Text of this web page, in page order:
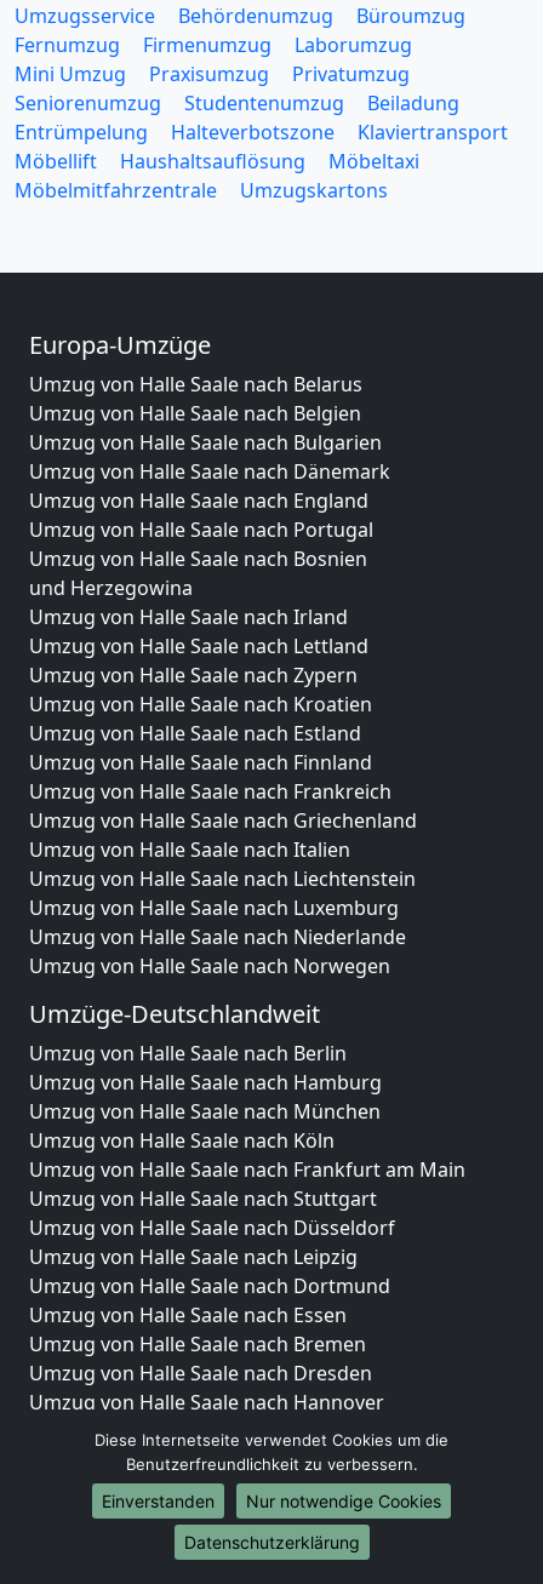
Umzugsservice Behördenumzug
Büroumzug
Fernumzug
Firmenumzug
Laborumzug
Mini Umzug
Praxisumzug
Privatumzug
Seniorenumzug
Studentenumzug
Beiladung
Entrümpelung
Halteverbotszone
Klaviertransport
Möbellift
Haushaltsauflösung
Möbeltaxi
Möbelmitfahrzentrale
Umzugskartons
Europa-Umzüge
Umzug von Halle Saale nach Belarus
Umzug von Halle Saale nach Belgien
Umzug von Halle Saale nach Bulgarien
Umzug von Halle Saale nach Dänemark
Umzug von Halle Saale nach England
Umzug von Halle Saale nach Portugal
Umzug von Halle Saale nach Bosnien
und Herzegowina
Umzug von Halle Saale nach Irland
Umzug von Halle Saale nach Lettland
Umzug von Halle Saale nach Zypern
Umzug von Halle Saale nach Kroatien
Umzug von Halle Saale nach Estland
Umzug von Halle Saale nach Finnland
Umzug von Halle Saale nach Frankreich
Umzug von Halle Saale nach Griechenland
Umzug von Halle Saale nach Italien
Umzug von Halle Saale nach Liechtenstein
Umzug von Halle Saale nach Luxemburg
Umzug von Halle Saale nach Niederlande
Umzug von Halle Saale nach Norwegen
Umzüge-Deutschlandweit
Umzug von Halle Saale nach Berlin
Umzug von Halle Saale nach Hamburg
Umzug von Halle Saale nach München
Umzug von Halle Saale nach Köln
Umzug von Halle Saale nach Frankfurt am Main
Umzug von Halle Saale nach Stuttgart
Umzug von Halle Saale nach Düsseldorf
Umzug von Halle Saale nach Leipzig
Umzug von Halle Saale nach Dortmund
Umzug von Halle Saale nach Essen
Umzug von Halle Saale nach Bremen
Umzug von Halle Saale nach Dresden
Umzug von Halle Saale nach Hannover
Umzug von Halle Saale nach Nürnberg
Umzug von Halle Saale nach Duisburg
Umzug von Halle Saale nach Bochum
Umzug von Halle Saale nach Wuppertal
Umzug von Halle Saale nach Bielefeld
Diese Internetseite verwendet Cookies um die
Benutzerfreundlichkeit zu verbessern.
Einverstanden
Nur notwendige Cookies
Datenschutzerklärung